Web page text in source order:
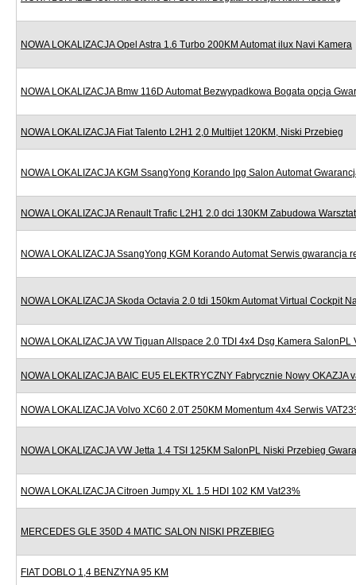
NOWA LOKALIZACJA Opel Astra 1.6 Turbo 200KM Automat ilux Navi Kamera
NOWA LOKALIZACJA Bmw 116D Automat Bezwypadkowa Bogata opcja
NOWA LOKALIZACJA Fiat Talento L2H1 2,0 Multijet 120KM, Niski Przebieg
NOWA LOKALIZACJA KGM SsangYong Korando lpg Salon Automat
NOWA LOKALIZACJA Renault Trafic L2H1 2.0 dci 130KM Zabudowa
NOWA LOKALIZACJA SsangYong KGM Korando Automat Serwis gwarancja
NOWA LOKALIZACJA Skoda Octavia 2.0 tdi 150km Automat Virtual Cockpit
NOWA LOKALIZACJA VW Tiguan Allspace 2.0 TDI 4x4 Dsg Kamera SalonPL
NOWA LOKALIZACJA BAIC EU5 ELEKTRYCZNY Fabrycznie Nowy OKAZJA
NOWA LOKALIZACJA Volvo XC60 2.0T 250KM Momentum 4x4 Serwis
NOWA LOKALIZACJA VW Jetta 1.4 TSI 125KM SalonPL Niski Przebieg
NOWA LOKALIZACJA Citroen Jumpy XL 1.5 HDI 102 KM Vat23%
MERCEDES GLE 350D 4 MATIC SALON NISKI PRZEBIEG
FIAT DOBLO 1,4 BENZYNA 95 KM